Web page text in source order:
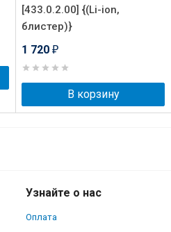
[433.0.2.00] {(Li-ion,
блистер)}
1 720 ₽
В корзину
Узнайте о нас
Оплата